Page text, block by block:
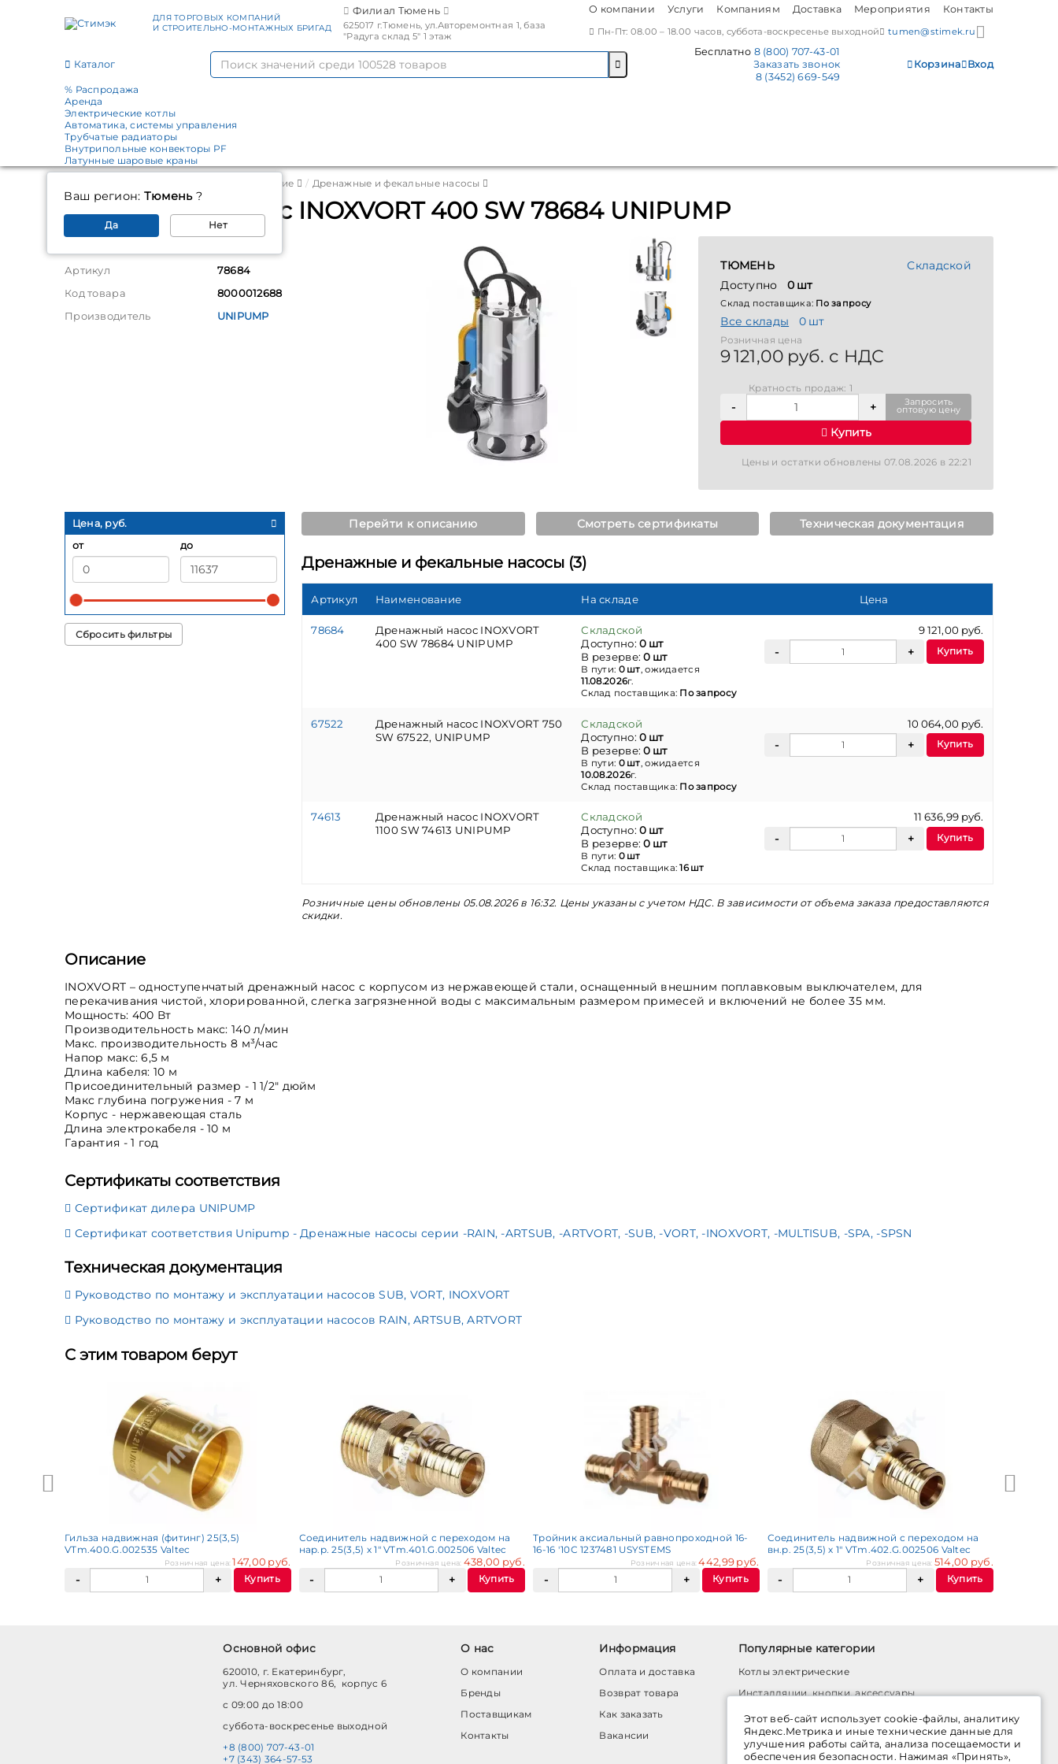
ДЛЯ ТОРГОВЫХ КОМПАНИЙ
И СТРОИТЕЛЬНО-МОНТАЖНЫХ БРИГАД
Филиал Тюмень
625017 г.Тюмень, ул.Авторемонтная 1, база
"Радуга склад 5" 1 этаж
Ваш регион: Тюмень?
Да Нет
О компании Услуги Компаниям Доставка Мероприятия Контакты
Пн-Пт: 08.00 – 18.00 часов, суббота-воскресенье выходной tumen@stimek.ru
Каталог
Бесплатно 8 (800) 707-43-01
Заказать звонок
8 (3452) 669-549
Корзина Вход
% Распродажа
Аренда
Электрические котлы
Автоматика, системы управления
Трубчатые радиаторы
Внутрипольные конвекторы PF
Латунные шаровые краны
Насосное оборудование Дренажные и фекальные насосы
Дренажный насос INOXVORT 400 SW 78684 UNIPUMP
Артикул
78684
Код товара
8000012688
Производитель
UNIPUMP
Складской
ТЮМЕНЬ
Доступно0 шт
Склад поставщика: По запросу
Все склады 0 шт
Розничная цена
9 121,00 руб. с НДС
Кратность продаж: 1
Запросить
оптовую цену
Купить
Цены и остатки обновлены 07.08.2026 в 22:21
Цена, руб.
от
до
Сбросить фильтры
Перейти к описанию Смотреть сертификаты Техническая документация
Дренажные и фекальные насосы (3)
Артикул Наименование На складе Цена
78684
Дренажный насос INOXVORT
400 SW 78684 UNIPUMP
Складской
Доступно:0 шт
В резерве:0 шт
В пути: 0 шт, ожидается
11.08.2026г.
Склад поставщика: По запросу
9 121,00 руб.
Купить
67522
Дренажный насос INOXVORT 750
SW 67522, UNIPUMP
Складской
Доступно:0 шт
В резерве:0 шт
В пути: 0 шт , ожидается
10.08.2026г.
Склад поставщика: По запросу
10 064,00 руб.
Купить
74613
Дренажный насос INOXVORT
1100 SW 74613 UNIPUMP
Складской
Доступно:0 шт
В резерве:0 шт
В пути: 0 шт
Склад поставщика:16 шт
11 636,99 руб.
Купить
Розничные цены обновлены 05.08.2026 в 16:32. Цены указаны с учетом НДС. В зависимости от объема заказа предоставляются
скидки.
Описание
INOXVORT – одноступенчатый дренажный насос с корпусом из нержавеющей стали, оснащенный внешним поплавковым выключателем, для
перекачивания чистой, хлорированной, слегка загрязненной воды с максимальным размером примесей и включений не более 35 мм.
Мощность: 400 Вт
Производительность макс: 140 л/мин
Макс. производительность 8 м³/час
Напор макс: 6,5 м
Длина кабеля: 10 м
Присоединительный размер - 1 1/2" дюйм
Макс глубина погружения - 7 м
Корпус - нержавеющая сталь
Длина электрокабеля - 10 м
Гарантия - 1 год
Сертификаты соответствия
Сертификат дилера UNIPUMP
Сертификат соответствия Unipump - Дренажные насосы серии -RAIN, -ARTSUB, -ARTVORT, -SUB, -VORT, -INOXVORT, -MULTISUB, -SPA, -SPSN
Техническая документация
Руководство по монтажу и эксплуатации насосов SUB, VORT, INOXVORT
Руководство по монтажу и эксплуатации насосов RAIN, ARTSUB, ARTVORT
С этим товаром берут
Гильза надвижная (фитинг) 25(3,5)
VTm.400.G.002535 Valtec
Розничная цена: 147,00 руб.
Купить
Соединитель надвижной с переходом на
нар.р. 25(3,5) х 1" VTm.401.G.002506 Valtec
Розничная цена: 438,00 руб.
Купить
Тройник аксиальный равнопроходной 16-
16-16 '10С 1237481 USYSTEMS
Розничная цена:442,99 руб.
Купить
Соединитель надвижной с переходом на
вн.р. 25(3,5) х 1" VTm.402.G.002506 Valtec
Розничная цена: 514,00 руб.
Купить
Основной офис
620010, г. Екатеринбург,
ул. Черняховского 86, корпус 6
с 09:00 до 18:00
суббота-воскресенье выходной
+8 (800) 707-43-01
+7 (343) 364-57-53
О нас
О компании
Бренды
Поставщикам
Контакты
Информация
Оплата и доставка
Возврат товара
Как заказать
Вакансии
Популярные категории
Котлы электрические
Инсталляции, кнопки, аксессуары
Комплектующие для водяного теплого пола
Системы монтажных профилей
Латунные шаровые краны
Этот веб-сайт использует cookie-файлы, аналитику
Яндекс.Метрика и иные технические данные для
улучшения работы сайта, анализа посещаемости и
обеспечения безопасности. Нажимая «Принять»,